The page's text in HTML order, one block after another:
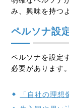
み、興味を持つ
ペルソナ設
ペルソナを設定
必要があります。
「自社の理想